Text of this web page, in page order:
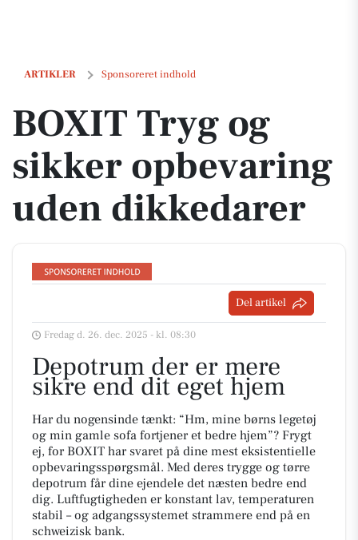
ARTIKLER Sponsoreret indhold
BOXIT Tryg og sikker opbevaring uden dikkedarer
BOXIT Tryg og
sikker opbevaring
uden dikkedarer
Del artikel
Fredag d. 26. dec. 2025 - kl. 08:30
Depotrum der er mere
sikre end dit eget hjem
Har du nogensinde tænkt: “Hm, mine børns legetøj
og min gamle sofa fortjener et bedre hjem”? Frygt
ej, for BOXIT har svaret på dine mest eksistentielle
opbevaringsspørgsmål. Med deres trygge og tørre
depotrum får dine ejendele det næsten bedre end
dig. Luftfugtigheden er konstant lav, temperaturen
stabil – og adgangssystemet strammere end på en
schweizisk bank.